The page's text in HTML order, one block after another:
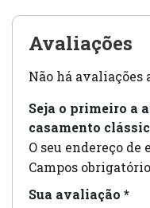
Avaliações
Não há avaliações
Seja o primeiro a
casamento
O seu endereço
Campos
Sua avaliação *